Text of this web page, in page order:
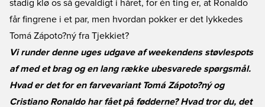
stadig klø os så gevaldigt i håret, for én ting er, at Ronaldo
får fingrene i et par, men hvordan pokker er det lykkedes
Tomá Zápoto?ný fra Tjekkiet?
Vi runder denne uges udgave af weekendens støvlespots
af med et brag og en lang række ubesvarede spørgsmål.
Hvad er det for en farvevariant Tomá Zápoto?ný og
Cristiano Ronaldo har fået på fødderne? Hvad tror du, det